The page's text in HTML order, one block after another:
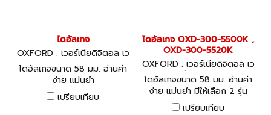
ไดอัลเกจ
OXFORD : เวอร์เนียดิจิตอล เว
อร์เนีย ไดอัลเกจ
ไดอัลเกจขนาด 58 มม. อ่านค่า
ง่าย แม่นยำ
เปรียบเทียบ
ไดอัลเกจ OXD-300-5500K ,
OXD-300-5520K
OXFORD : เวอร์เนียดิจิตอล เว
อร์เนีย ไดอัลเกจ
ไดอัลเกจขนาด 58 มม. อ่านค่า
ง่าย แม่นยำ มีให้เลือก 2 รุ่น
เปรียบเทียบ